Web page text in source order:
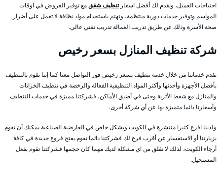
احتياجات العميل، ونقدم لك أفضل اسعارتنظيف شققمع توفير العروض في اوقات
المواسم وتوفير خدمات دورية منتظمة، ونهتم باستخدام مواد نظافة لا تعمل على أضرار
صحة الأسرة وذلك عن طريق تدريب العمالة تدريب تقني عالي.
شركة تنظيف المنازل بسعر رخيص
نقدم خدماتنا من خلال خدمة تنظيف بسعر رخيص فور التواصل معنا كما إننا نقوم بالتنظيف
بأفضل الأجهزة وأحدثها وأكثر المواد التنظيفية الفعالة والرخصة في تنظيف الخزانات
والمنازل مع شفط الأتربة وحتى في أضيق الأماكن، فشركتنا مميزة في خدمات التنظيف
وأسعارنا دائما متميزة بها عن أي شركة أخرى.
ولدينا افرع كثيرا منتشرة في الكويت وبشكل خاص في العارضية الصناعية يمكنك أن تقوم
بزيارتنا أو الاستفسار عن أقرب فرع لك فشركتنا دائما تقوم بفتح فروع جديدة في كافة
أرجاء الكويت، لذلك لا تقلق من اي مشكلة لديك مهما كان حجمها فشركتنا تقوم بفعل
المستحيل.